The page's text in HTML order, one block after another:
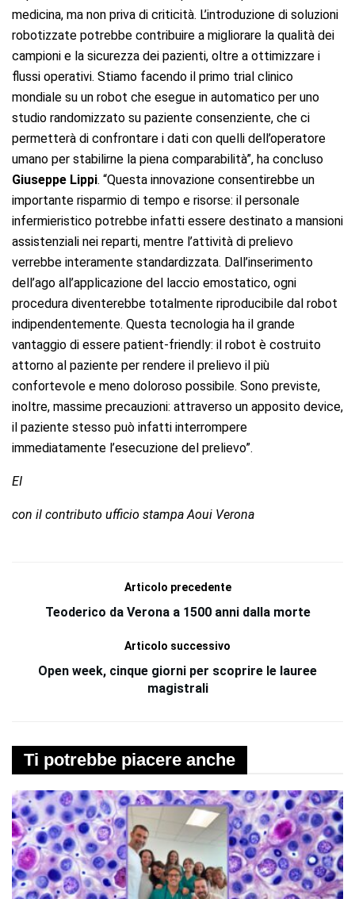
medicina, ma non priva di criticità. L’introduzione di soluzioni
robotizzate potrebbe contribuire a migliorare la qualità dei
campioni e la sicurezza dei pazienti, oltre a ottimizzare i
flussi operativi. Stiamo facendo il primo trial clinico
mondiale su un robot che esegue in automatico per uno
studio randomizzato su paziente consenziente, che ci
permetterà di confrontare i dati con quelli dell’operatore
umano per stabilirne la piena comparabilità”, ha concluso
Giuseppe Lippi. “Questa innovazione consentirebbe un
importante risparmio di tempo e risorse: il personale
infermieristico potrebbe infatti essere destinato a mansioni
assistenziali nei reparti, mentre l’attività di prelievo
verrebbe interamente standardizzata. Dall’inserimento
dell’ago all’applicazione del laccio emostatico, ogni
procedura diventerebbe totalmente riproducibile dal robot
indipendentemente. Questa tecnologia ha il grande
vantaggio di essere patient-friendly: il robot è costruito
attorno al paziente per rendere il prelievo il più
confortevole e meno doloroso possibile. Sono previste,
inoltre, massime precauzioni: attraverso un apposito device,
il paziente stesso può infatti interrompere
immediatamente l’esecuzione del prelievo”.
EI
con il contributo ufficio stampa Aoui Verona
Articolo precedente
Teoderico da Verona a 1500 anni dalla morte
Articolo successivo
Open week, cinque giorni per scoprire le lauree
magistrali
Ti potrebbe piacere anche